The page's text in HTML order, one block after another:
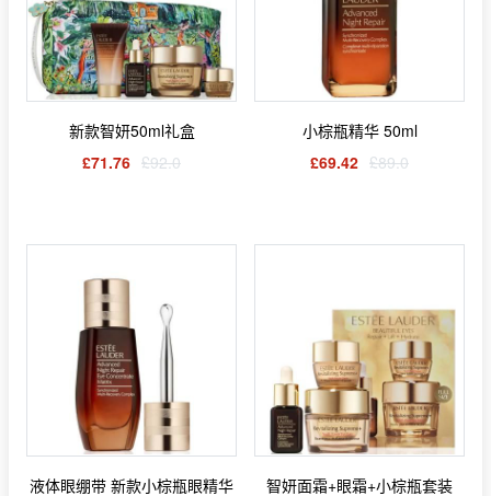
新款智妍50ml礼盒
£71.76 £92.0
小棕瓶精华 50ml
£69.42 £89.0
液体眼绷带 新款小棕瓶眼精华 智妍面霜+眼霜+小棕瓶套装